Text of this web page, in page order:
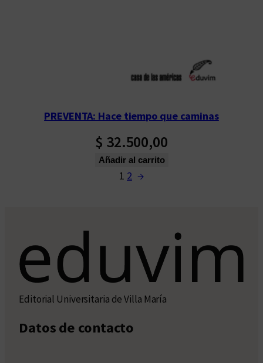
PREVENTA: Hace tiempo que caminas
$ 32.500,00
Añadir al carrito
1 2 →
Editorial Universitaria de Villa María
Datos de contacto